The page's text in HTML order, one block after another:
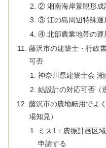
② 湘南海岸景観形成
③ 江の島周辺特殊運
④ 北部農業地帯の運
藤沢市の建築士・行政
可否
神奈川県建築士会
結設計の対応可否（
藤沢市の農地転用でよ
場知見）
ミス1：農振計画区
申請する